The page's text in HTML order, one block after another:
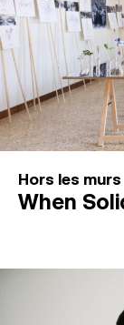
Hors les murs
When